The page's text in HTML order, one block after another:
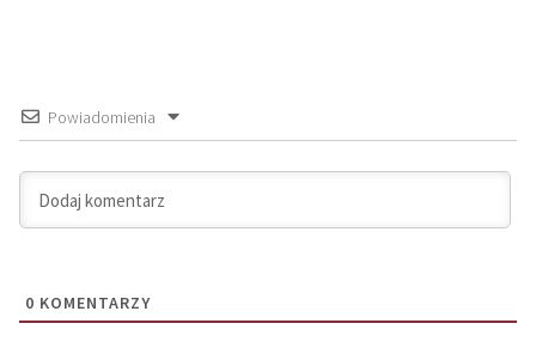
Powiadomienia
0 KOMENTARZY